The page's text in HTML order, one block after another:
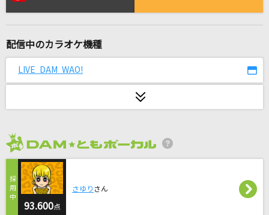
どんなときも。
[生音]糸
Mrs. GREEN APPLE
キラリ☆彡スター☆トゥインクルプリキュア
配信中のカラオケ機種
LIVE DAM WAO!
93.600点
さゆり さん